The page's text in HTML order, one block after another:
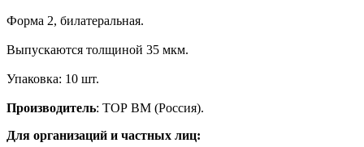
Форма 2, билатеральная.
Выпускаются толщиной 35 мкм.
Упаковка: 10 шт.
Производитель: ТОР BM (Россия).
Для организаций и частных лиц: